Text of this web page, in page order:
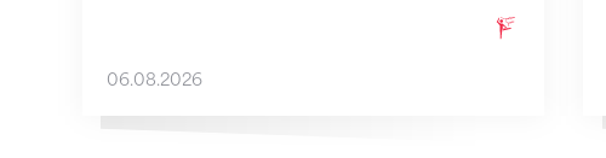
06.08.2026